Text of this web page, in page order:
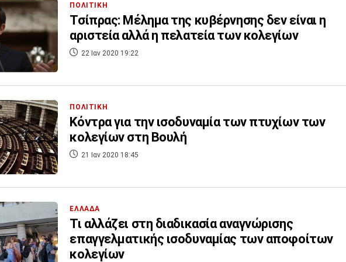
ΠΟΛΙΤΙΚΗ
Τσίπρας: Μέλημα της κυβέρνησης δεν είναι η
αριστεία αλλά η πελατεία των κολεγίων
22 Ιαν 2020 19:22
ΠΟΛΙΤΙΚΗ
Κόντρα για την ισοδυναμία των πτυχίων των
κολεγίων στη Βουλή
21 Ιαν 2020 18:45
ΕΛΛΑΔΑ
Τι αλλάζει στη διαδικασία αναγνώρισης
επαγγελματικής ισοδυναμίας των αποφοίτων
κολεγίων